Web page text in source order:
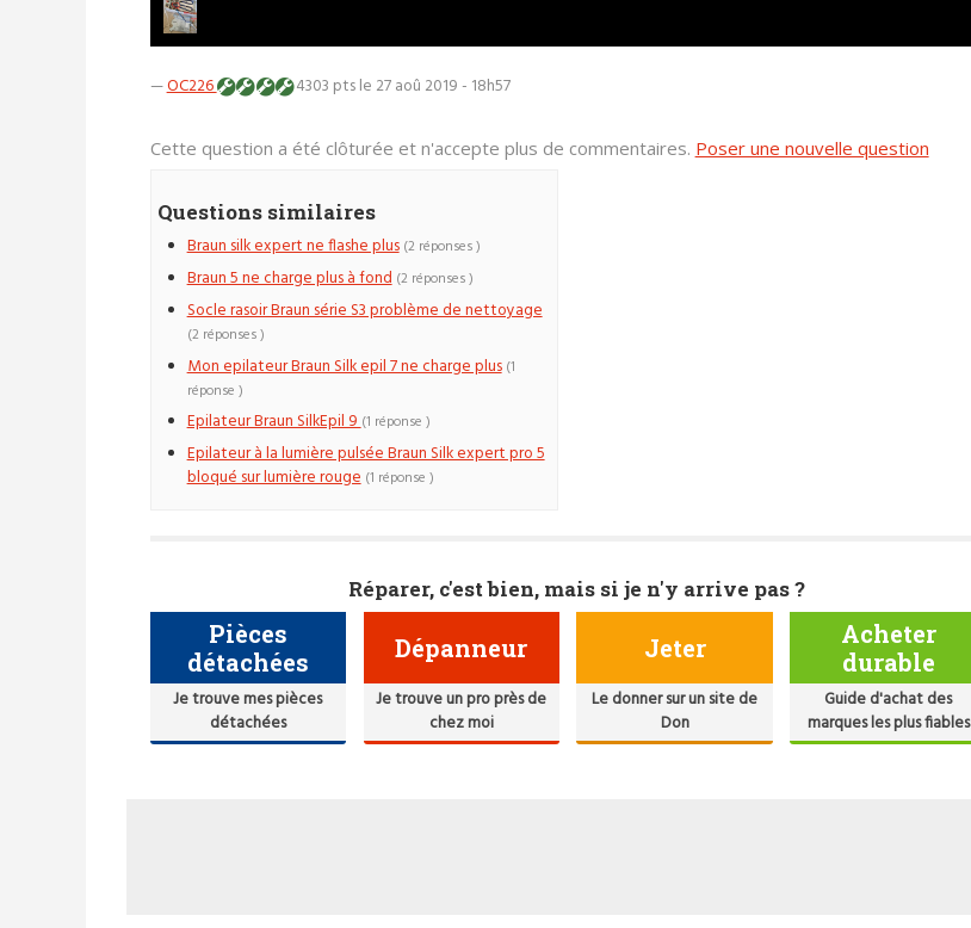
—OC226 4303 ptsle 27 aoû 2019 - 18h57
Cette question a été clôturée et n'accepte plus de commentaires. Poser une nouvelle question
Questions similaires
Braun silk expert ne flashe plus (2 réponses )
Braun 5 ne charge plus à fond (2 réponses )
Socle rasoir Braun série S3 problème de nettoyage
(2 réponses )
Mon epilateur Braun Silk epil 7 ne charge plus (1
réponse )
Epilateur Braun SilkEpil 9(1 réponse )
Epilateur à la lumière pulsée Braun Silk expert pro 5
bloqué sur lumière rouge (1 réponse )
Réparer, c'est bien, mais si je n'y arrive pas ?
Pièces
détachées
Je trouve mes pièces
détachées
Dépanneur
Je trouve un pro près de
chez moi
Jeter
Le donner sur un site de
Don
Acheter
durable
Guide d'achat des
marques les plus fiables